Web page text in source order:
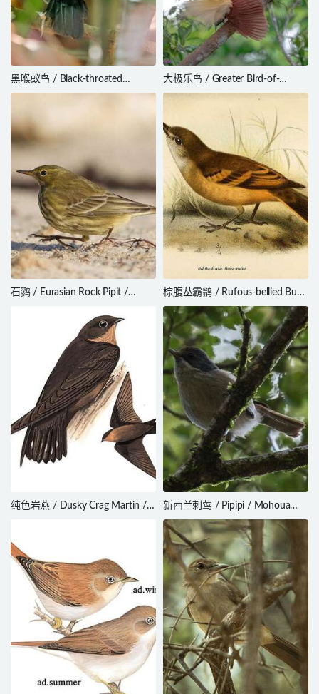
黑喉蚁鸟 / Black-throated
Antbird / Myrmophylax
大极乐鸟 / Greater Bird-of-
paradise / Paradisaea apoda
石鹨 / Eurasian Rock Pipit /
棕腹丛霸鹟 / Rufous-bellied Bush
Tyrant / Myiotheretes fuscorufus
纯色岩燕 / Dusky Crag Martin /
新西兰刺莺 / Pipipi / Mohoua
novaeseelandiae